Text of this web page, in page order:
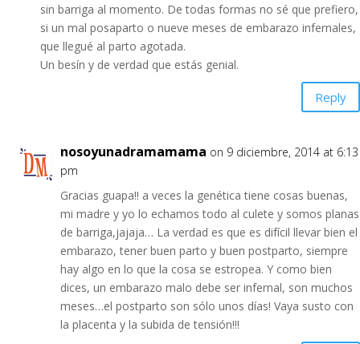
sin barriga al momento. De todas formas no sé que prefiero,
si un mal posaparto o nueve meses de embarazo infernales,
que llegué al parto agotada.
Un besín y de verdad que estás genial.
Reply
nosoyunadramamama on 9 diciembre, 2014 at 6:13
pm
Gracias guapa!! a veces la genética tiene cosas buenas,
mi madre y yo lo echamos todo al culete y somos planas
de barriga,jajaja… La verdad es que es difícil llevar bien el
embarazo, tener buen parto y buen postparto, siempre
hay algo en lo que la cosa se estropea. Y como bien
dices, un embarazo malo debe ser infernal, son muchos
meses…el postparto son sólo unos días! Vaya susto con
la placenta y la subida de tensión!!!